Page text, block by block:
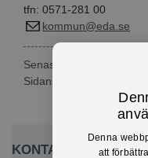
tfn: 0571-281 00
kommun@eda.se
Senast publicerad: 2022-
Sidansvarig:
KONTAKTA OSS
Denna
att